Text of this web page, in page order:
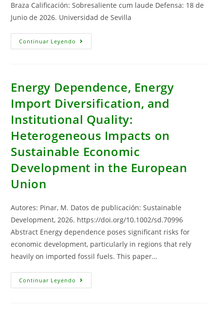
Braza Calificación: Sobresaliente cum laude Defensa: 18 de
Junio de 2026. Universidad de Sevilla
Continuar Leyendo Tesis
Doctoral:
La
Energética
Y
La
Producción
España”
Energy Dependence, Energy
Import Diversification, and
Institutional Quality:
Heterogeneous Impacts on
Sustainable Economic
Development in the European
Union
Autores: Pinar, M. Datos de publicación: Sustainable
Development, 2026. https://doi.org/10.1002/sd.70996
Abstract Energy dependence poses significant risks for
economic development, particularly in regions that rely
heavily on imported fossil fuels. This paper…
Continuar Leyendo Energy
Dependence,